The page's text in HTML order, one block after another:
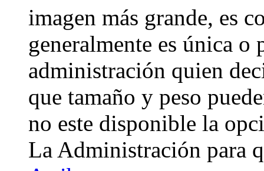
imagen más grande, es
generalmente es única o
administración quien
que tamaño y peso
no este disponible la
La Administración para